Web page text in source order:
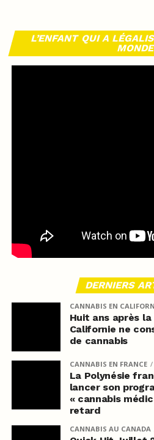
L’ENFANT QUI A
MONDE
DERNIERS
CANNABIS EN
Huit ans après
Californie ne
de cannabis
CANNABIS EN FRANCE
La Polynésie
lancer son
« cannabis
retard
CANNABIS AU CANADA